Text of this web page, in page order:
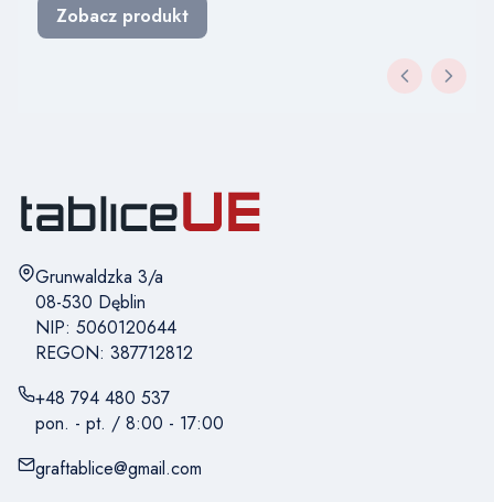
Zobacz produkt
Adres:
Grunwaldzka 3/a
08-530 Dęblin
NIP: 5060120644
REGON: 387712812
+48 794 480 537
pon. - pt. / 8:00 - 17:00
graftablice@gmail.com